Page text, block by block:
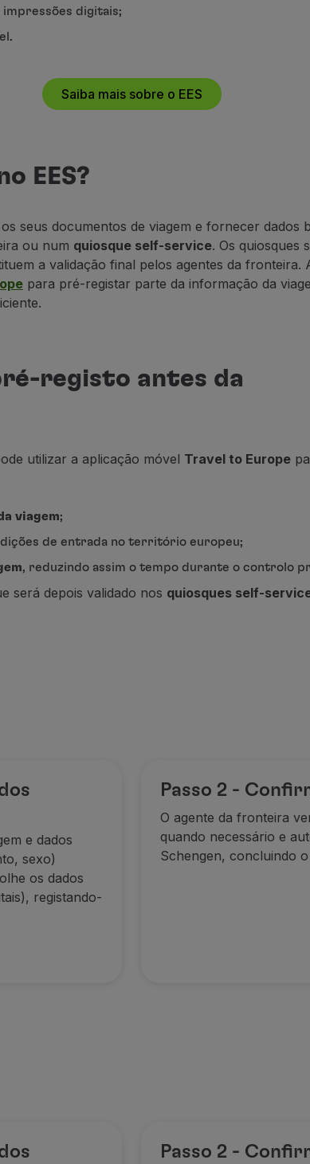
digitais;
Saiba mais sobre o EES
EES?
seus documentos de viagem e fornecer dados
ou num quiosque self-service. Os quiosques
a validação final pelos agentes da fronteira.
para pré-registar parte da informação da
registo antes da
utilizar a aplicação móvel Travel to Europe
viagem;
de entrada no território europeu;
, reduzindo assim o tempo durante o controlo
será depois validado nos quiosques self-
e dados
sexo)
os dados
registando-
Passo 2 -
O agente da fronteira
quando necessário e
Schengen, concluindo
Passo 2 -